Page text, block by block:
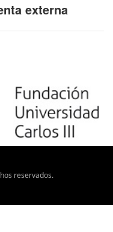
externa
reservados.